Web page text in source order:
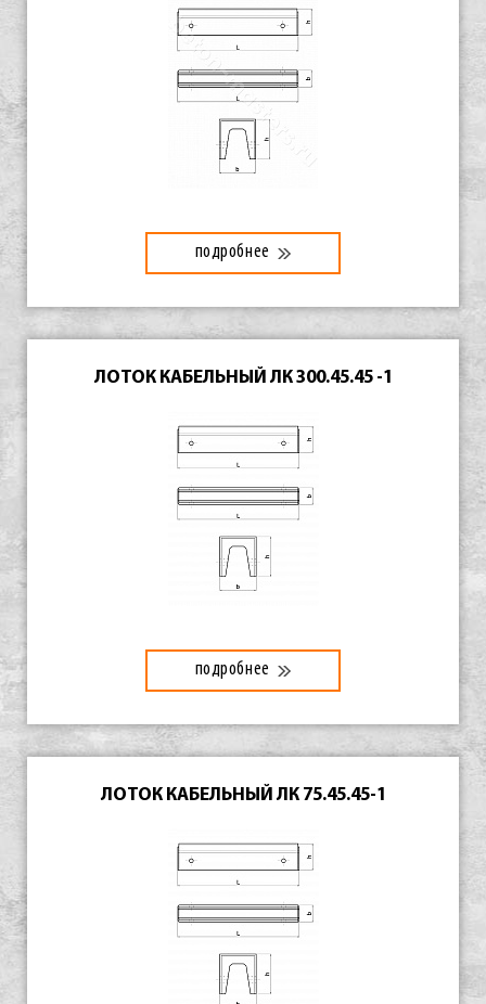
подробнее
ЛОТОК КАБЕЛЬНЫЙ ЛК 300.45.45 -1
подробнее
ЛОТОК КАБЕЛЬНЫЙ ЛК 75.45.45-1